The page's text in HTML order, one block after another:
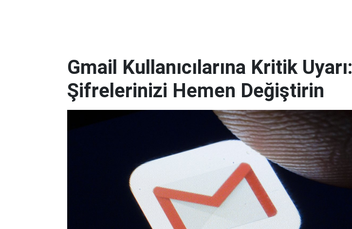
Gmail Kullanıcılarına Kritik Uyarı:
Şifrelerinizi Hemen Değiştirin